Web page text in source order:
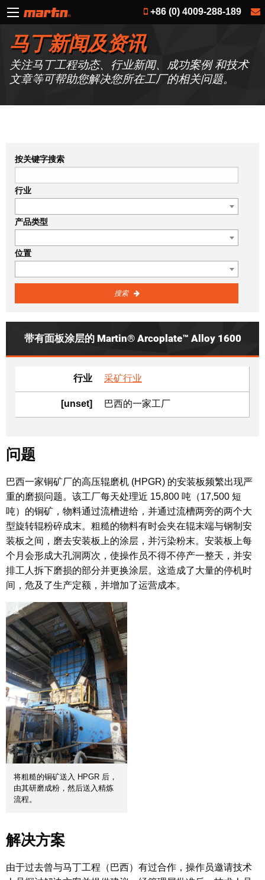
+86 (0) 4009-288-189
马丁新闻及资讯
关注马丁工程动态、行业新闻、成功案例 和技术
文章等可帮助您解决您所在工厂的相关问题。
按关键字搜索
行业
产品类型
位置
搜索
带有面板涂层的 Martin® Arcoplate™ Alloy 1600
行业 采矿行业
[unset] 巴西的一家工厂
问题
巴西一家铜矿厂的高压辊磨机 (HPGR) 的安装板频繁出现严
重的磨损问题。该工厂每天处理近 15,800 吨（17,500 短
吨）的铜矿，物料通过流槽进给，并通过流槽两旁的两个大
型旋转辊粉碎成末。粗糙的物料有时会夹在辊末端与钢制安
装板之间，磨去安装板上的涂层，并污染粉末。安装板上每
个月会形成大孔洞两次，使操作员不得不停产一整天，并安
排工人拆下磨损的部分并更换涂层。这造成了大量的停机时
间，危及了生产定额，并增加了运营成本。
将粗糙的铜矿送入 HPGR 后，
由其研磨成粉，然后送入精炼
流程。
解决方案
由于过去曾与马丁工程（巴西）有过合作，操作员邀请技术